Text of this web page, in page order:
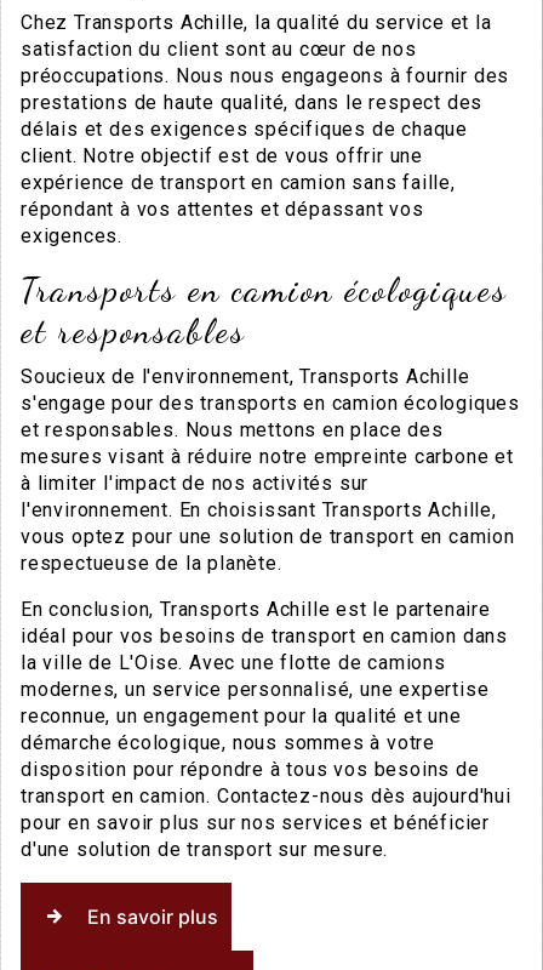
Chez Transports Achille, la qualité du service et la
satisfaction du client sont au cœur de nos
préoccupations. Nous nous engageons à fournir des
prestations de haute qualité, dans le respect des
délais et des exigences spécifiques de chaque
client. Notre objectif est de vous offrir une
expérience de transport en camion sans faille,
répondant à vos attentes et dépassant vos
exigences.
Transports en camion écologiques
et responsables
Soucieux de l'environnement, Transports Achille
s'engage pour des transports en camion écologiques
et responsables. Nous mettons en place des
mesures visant à réduire notre empreinte carbone et
à limiter l'impact de nos activités sur
l'environnement. En choisissant Transports Achille,
vous optez pour une solution de transport en camion
respectueuse de la planète.
En conclusion, Transports Achille est le partenaire
idéal pour vos besoins de transport en camion dans
la ville de L'Oise. Avec une flotte de camions
modernes, un service personnalisé, une expertise
reconnue, un engagement pour la qualité et une
démarche écologique, nous sommes à votre
disposition pour répondre à tous vos besoins de
transport en camion. Contactez-nous dès aujourd'hui
pour en savoir plus sur nos services et bénéficier
d'une solution de transport sur mesure.
En savoir plus